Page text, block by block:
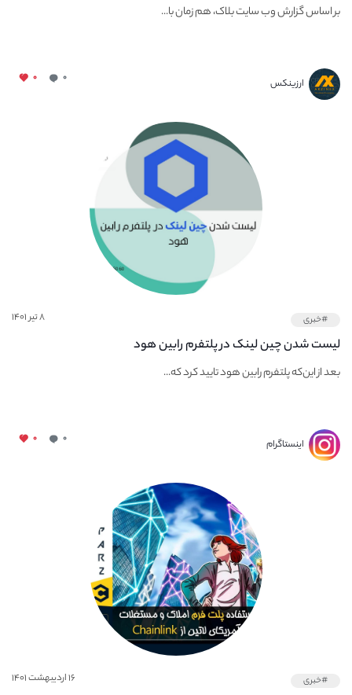
بر اساس گزارش وب سایت بلاک، هم‌ زمان با...
ارزینکس ۰ ۰
#خبری ۸ تیر ۱۴۰۱
لیست شدن چین لینک در پلتفرم رابین هود
بعد از این‎‎که پلتفرم رابین هود تایید کرد که...
اینستاگرام ۰ ۰
#خبری ۱۶ اردیبهشت ۱۴۰۱